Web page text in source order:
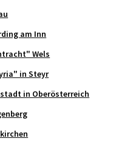
am Inn
Wels
in Steyr
in Oberösterreich